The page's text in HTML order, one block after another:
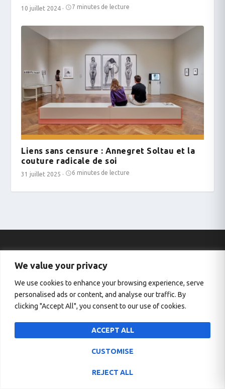
We value your privacy
We use cookies to enhance your browsing experience, serve
personalised ads or content, and analyse our traffic. By
clicking "Accept All", you consent to our use of cookies.
CUSTOMISE
REJECT ALL
ACCEPT ALL
10 juillet 2024 · 7 minutes de lecture
Liens sans censure : Annegret Soltau et la
couture radicale de soi
31 juillet 2025 · 6 minutes de lecture
About us